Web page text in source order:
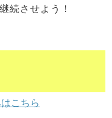
続させよう！